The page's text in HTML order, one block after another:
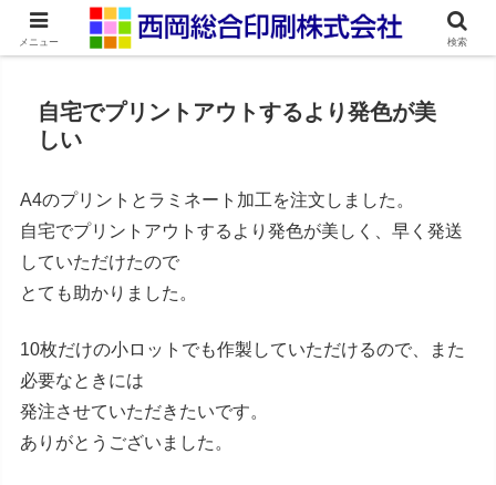
ネット印刷通販・オンデマンド印刷
自宅でプリントアウトするより発色が美
しい
A4のプリントとラミネート加工を注文しました。
自宅でプリントアウトするより発色が美しく、早く発送
していただけたので
とても助かりました。
10枚だけの小ロットでも作製していただけるので、また
必要なときには
発注させていただきたいです。
ありがとうございました。
メニュー 検索